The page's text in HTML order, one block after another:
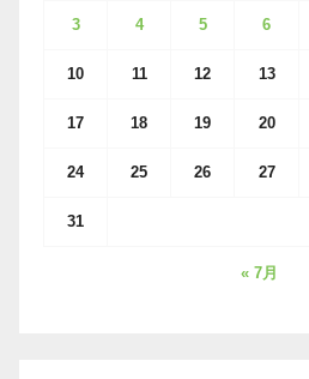
3 4 5 6
10 11 12 13
17 18 19 20
24 25 26 27
31
« 7月